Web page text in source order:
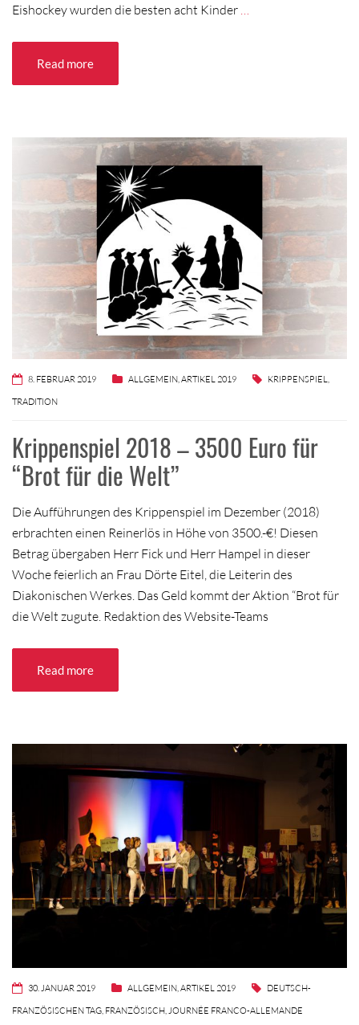
Eishockey wurden die besten acht Kinder
Read more
8. FEBRUAR 2019 ALLGEMEIN,ARTIKEL 2019 KRIPPENSPIEL,
TRADITION
Krippenspiel 2018 – 3500 Euro für
“Brot für die Welt”
Die Aufführungen des Krippenspiel im Dezember (2018)
erbrachten einen Reinerlös in Höhe von 3500.-€! Diesen
Betrag übergaben Herr Fick und Herr Hampel in dieser
Woche feierlich an Frau Dörte Eitel, die Leiterin des
Diakonischen Werkes. Das Geld kommt der Aktion “Brot für
die Welt zugute. Redaktion des Website-Teams
Read more
30. JANUAR 2019 ALLGEMEIN,ARTIKEL 2019
DEUTSCH-
FRANZÖSISCHEN TAG, FRANZÖSISCH,JOURNÉE FRANCO-ALLEMANDE